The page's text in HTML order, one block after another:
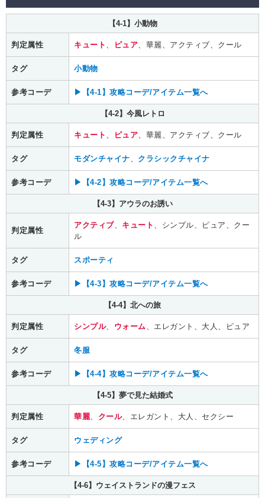
【4-1】小動物
判定属性 キュート ピュア 、華麗、アクティブ、クール
タグ 小動物
参考コーデ ▶【4-1】攻略コーデ/アイテム一覧へ
【4-2】今風レトロ
判定属性 キュート ピュア 、華麗、アクティブ、クール
タグ モダンチャイナ クラシックチャイナ
参考コーデ ▶【4-2】攻略コーデ/アイテム一覧へ
【4-3】アウラのお誘い
判定属性
アクティブ、 キュート
、シンプル、ピュア、クー
ル
タグ スポーティ
参考コーデ ▶【4-3】攻略コーデ/アイテム一覧へ
【4-4】北への旅
判定属性 シンプル、 ウォーム 、エレガント、大人、ピュア
タグ 冬服
参考コーデ ▶【4-4】攻略コーデ/アイテム一覧へ
【4-5】夢で見た結婚式
判定属性 華麗 クール、エレガント、大人、セクシー
タグ ウェディング
参考コーデ ▶【4-5】攻略コーデ/アイテム一覧へ
【4-6】ウェイストランドの漫フェス